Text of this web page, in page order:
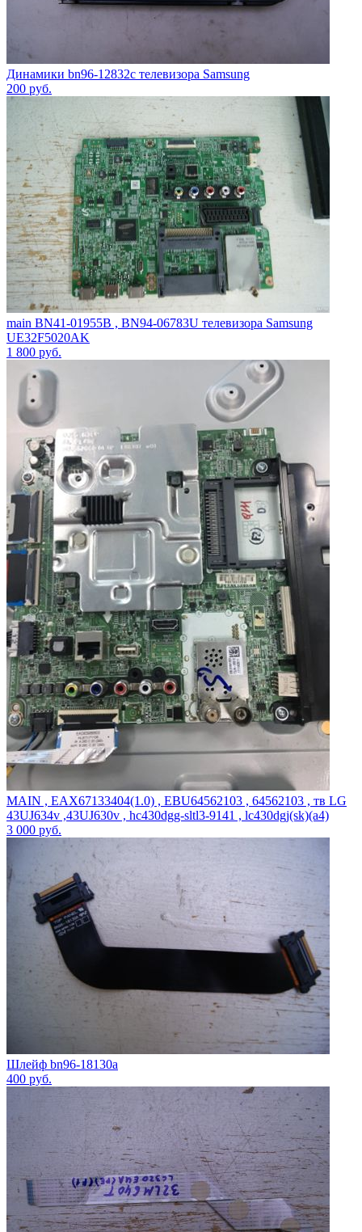
Динамики bn96-12832с телевизора Samsung
200 руб.
main BN41-01955B , BN94-06783U телевизора Samsung
UE32F5020AK
1 800 руб.
MAIN , EAX67133404(1.0) , EBU64562103 , 64562103 , тв LG
43UJ634v ,43UJ630v , hc430dgg-sltl3-9141 , lc430dgj(sk)(a4)
3 000 руб.
Шлейф bn96-18130a
400 руб.